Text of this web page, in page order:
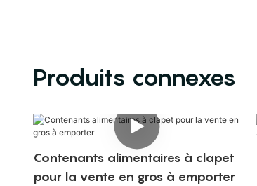
Produits connexes
Contenants alimentaires à clapet
pour la vente en gros à emporter